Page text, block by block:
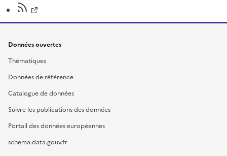
Données ouvertes
Thématiques
Données de référence
Catalogue de données
Suivre les publications des données
Portail des données européennes
schema.data.gouv.fr